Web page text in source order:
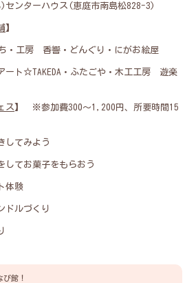
センターハウス(恵庭市南島松828-3)
】
ち・工房 香響・どんぐり・にがお絵屋
アート☆TAKEDA・ふたごや・木工工房 遊楽
ス】 ※参加費300～1,200円、所要時間15
してみよう
てお菓子をもらおう
体験
ドルづくり
館！